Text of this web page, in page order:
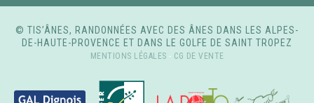
© TIS’ÂNES, RANDONNÉES AVEC DES ÂNES DANS LES ALPES-
DE-HAUTE-PROVENCE ET DANS LE GOLFE DE SAINT TROPEZ
MENTIONS LÉGALES - CG DE VENTE